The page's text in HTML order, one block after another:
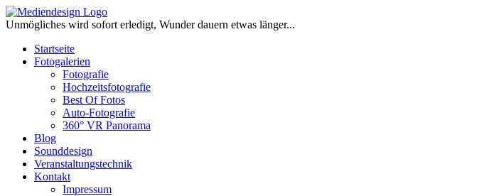
Zum
Inhalt
Unmögliches wird sofort erledigt, Wunder dauern etwas länger...
Startseite
Fotogalerien
Fotografie
Hochzeitsfotografie
Best Of Fotos
Auto-Fotografie
360° VR Panorama
Blog
Sounddesign
Veranstaltungstechnik
Kontakt
Impressum